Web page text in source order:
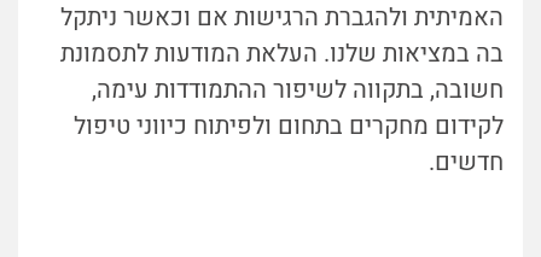
האמיתית ולהגברת הרגישות אם וכאשר ניתקל
בה במציאות שלנו. העלאת המודעות לתסמונת
חשובה, בתקווה לשיפור ההתמודדות עימה,
לקידום מחקרים בתחום ולפיתוח כיווני טיפול
חדשים.